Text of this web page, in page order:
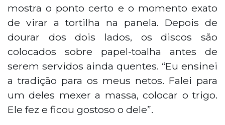
mostra o ponto certo e o momento exato
de virar a tortilha na panela. Depois de
dourar dos dois lados, os discos são
colocados sobre papel-toalha antes de
serem servidos ainda quentes. “Eu ensinei
a tradição para os meus netos. Falei para
um deles mexer a massa, colocar o trigo.
Ele fez e ficou gostoso o dele”.